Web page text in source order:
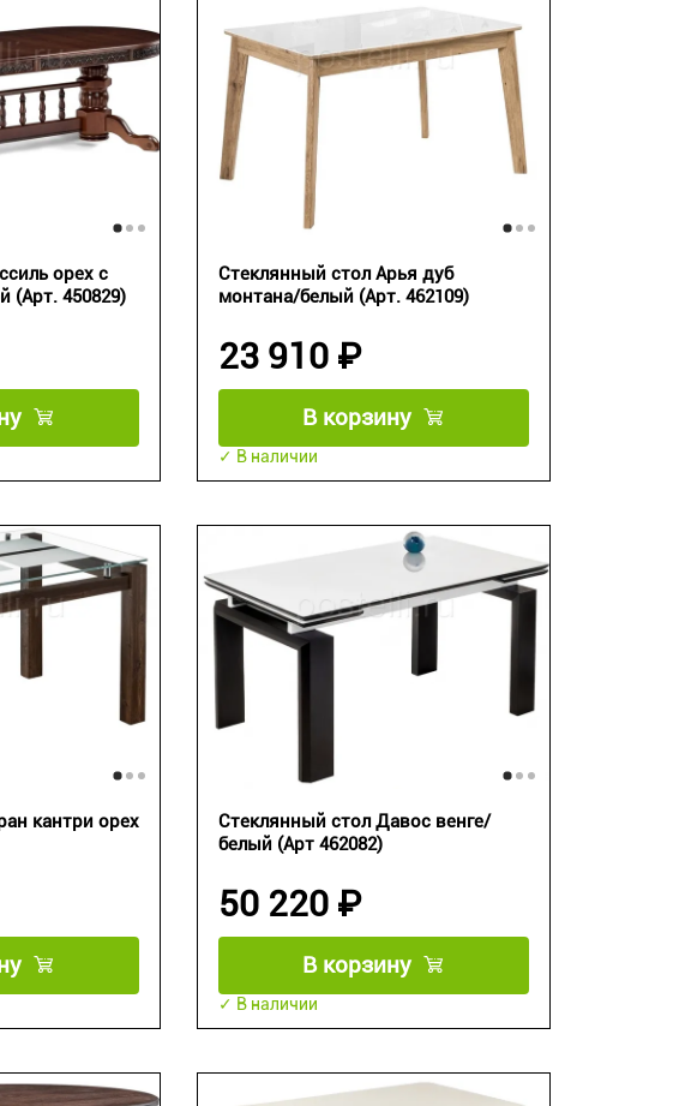
орех с
(Арт. 450829)
Стеклянный стол Арья дуб
монтана/белый (Арт. 462109)
23 910 ₽
В корзину
✓ В наличии
кантри орех
Стеклянный стол Давос венге/
белый (Арт 462082)
50 220 ₽
В корзину
✓ В наличии